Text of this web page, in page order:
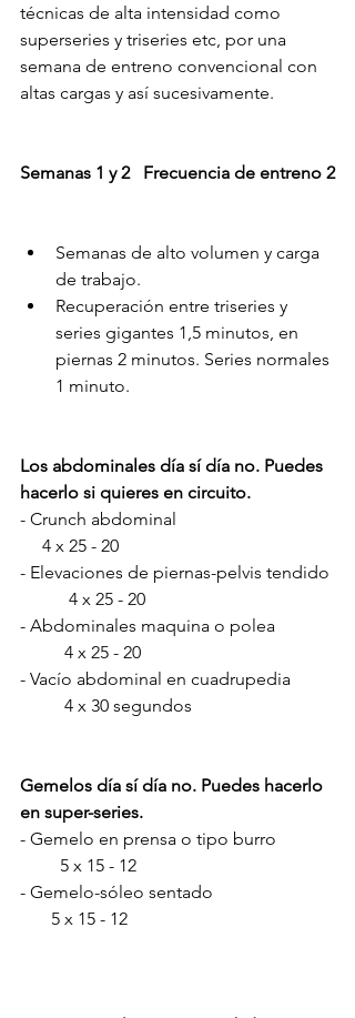
técnicas de alta intensidad como
superseries y triseries etc, por una
semana de entreno convencional con
altas cargas y así sucesivamente.
Semanas 1 y 2   Frecuencia de entreno 2
Semanas de alto volumen y carga
de trabajo.
Recuperación entre triseries y
series gigantes 1,5 minutos, en
piernas 2 minutos. Series normales
1 minuto.
Los abdominales día sí día no. Puedes
hacerlo si quieres en circuito.
- Crunch abdominal
     4 x 25 - 20
- Elevaciones de piernas-pelvis tendido
           4 x 25 - 20
- Abdominales maquina o polea
          4 x 25 - 20
- Vacío abdominal en cuadrupedia
          4 x 30 segundos
Gemelos día sí día no. Puedes hacerlo
en super-series.
- Gemelo en prensa o tipo burro
         5 x 15 - 12
- Gemelo-sóleo sentado
       5 x 15 - 12